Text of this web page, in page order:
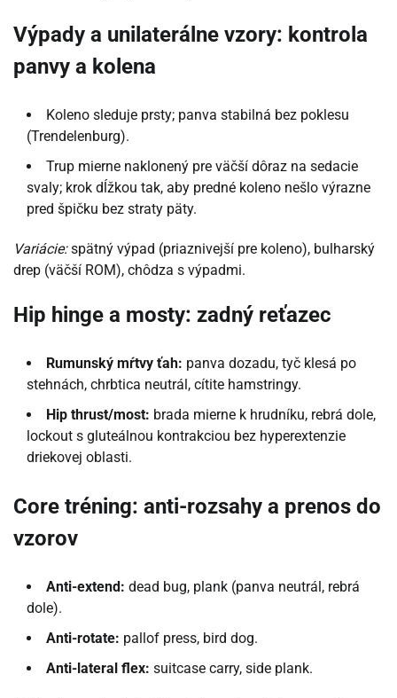
Výpady a unilaterálne vzory: kontrola
panvy a kolena
Koleno sleduje prsty; panva stabilná bez poklesu
(Trendelenburg).
Trup mierne naklonený pre väčší dôraz na sedacie
svaly; krok dĺžkou tak, aby predné koleno nešlo výrazne
pred špičku bez straty päty.
Variácie:spätný výpad (priaznivejší pre koleno), bulharský
drep (väčší ROM), chôdza s výpadmi.
Hip hinge a mosty: zadný reťazec
Rumunský mŕtvy ťah: panva dozadu, tyč klesá po
stehnách, chrbtica neutrál, cítite hamstringy.
Hip thrust/most: brada mierne k hrudníku, rebrá dole,
lockout s gluteálnou kontrakciou bez hyperextenzie
driekovej oblasti.
Core tréning: anti-rozsahy a prenos do
vzorov
Anti-extend: dead bug, plank (panva neutrál, rebrá
dole).
Anti-rotate: pallof press, bird dog.
Anti-lateral flex: suitcase carry, side plank.